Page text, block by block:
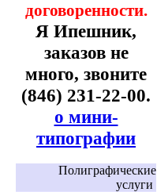
договоренности.
Я Ипешник,
заказов не
много, звоните
(846) 231-22-00.
о мини-
типографии
Полиграфические
услуги